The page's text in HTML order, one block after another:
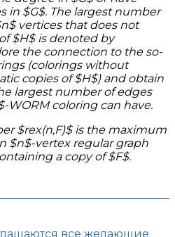
in $G$. The largest number
vertices that does not
$H$ is denoted by
the connection to the so-
(colorings without
copies of $H$) and obtain
largest number of edges
WORM coloring can have.
$rex(n,F)$ is the maximum
$n$-vertex regulargraph
a copy of $F$.
все желающие.